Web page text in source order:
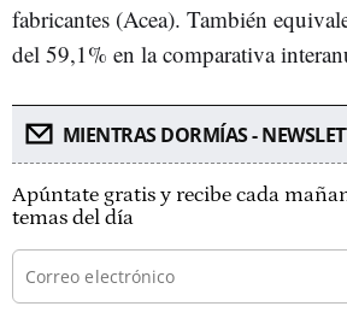
fabricantes (Acea). También
del 59,1% en la comparativa
MIENTRAS DORMÍAS -
Apúntate gratis y recibe cada
temas del día